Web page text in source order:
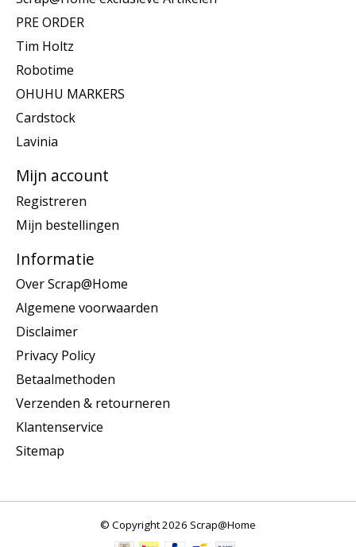
PRE ORDER
Tim Holtz
Robotime
OHUHU MARKERS
Cardstock
Lavinia
Mijn account
Registreren
Mijn bestellingen
Informatie
Over Scrap@Home
Algemene voorwaarden
Disclaimer
Privacy Policy
Betaalmethoden
Verzenden & retourneren
Klantenservice
Sitemap
© Copyright 2026 Scrap@Home